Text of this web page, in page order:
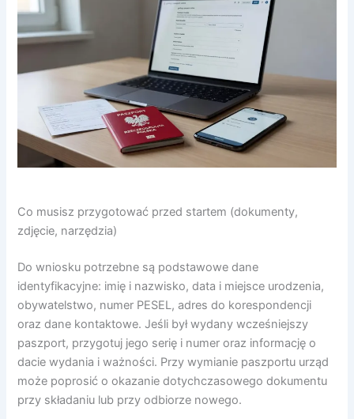
Co musisz przygotować przed startem (dokumenty,
zdjęcie, narzędzia)
Do wniosku potrzebne są podstawowe dane
identyfikacyjne: imię i nazwisko, data i miejsce urodzenia,
obywatelstwo, numer PESEL, adres do korespondencji
oraz dane kontaktowe. Jeśli był wydany wcześniejszy
paszport, przygotuj jego serię i numer oraz informację o
dacie wydania i ważności. Przy wymianie paszportu urząd
może poprosić o okazanie dotychczasowego dokumentu
przy składaniu lub przy odbiorze nowego.